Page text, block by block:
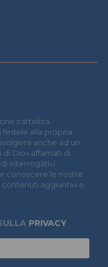
cattolica.
fedele alla propria
anche ad un
Dio» affamati di
interrogativi
conoscere le nostre
aggiuntivi e
PRIVACY